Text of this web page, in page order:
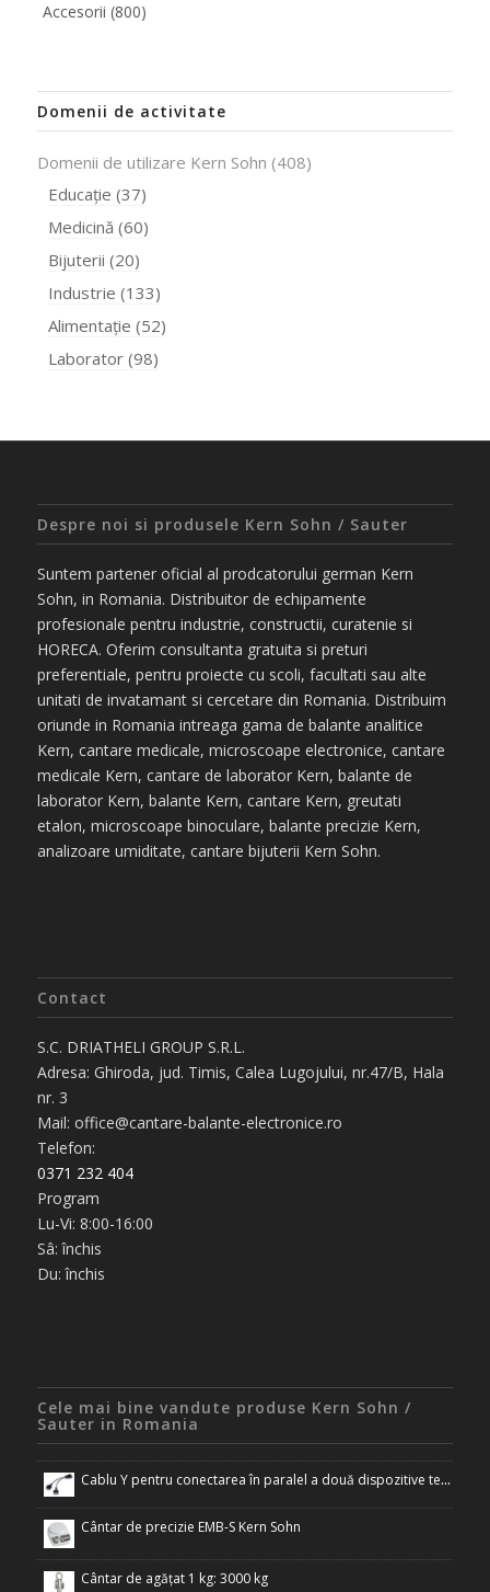
Accesorii (800)
Domenii de activitate
Domenii de utilizare Kern Sohn (408)
Educație (37)
Medicină (60)
Bijuterii (20)
Industrie (133)
Alimentație (52)
Laborator (98)
Despre noi si produsele Kern Sohn / Sauter
Suntem partener oficial al prodcatorului german Kern
Sohn, in Romania. Distribuitor de echipamente
profesionale pentru industrie, constructii, curatenie si
HORECA. Oferim consultanta gratuita si preturi
preferentiale, pentru proiecte cu scoli, facultati sau alte
unitati de invatamant si cercetare din Romania. Distribuim
oriunde in Romania intreaga gama de balante analitice
Kern, cantare medicale, microscoape electronice, cantare
medicale Kern, cantare de laborator Kern, balante de
laborator Kern, balante Kern, cantare Kern, greutati
etalon, microscoape binoculare, balante precizie Kern,
analizoare umiditate, cantare bijuterii Kern Sohn.
Contact
S.C. DRIATHELI GROUP S.R.L.
Adresa: Ghiroda, jud. Timis, Calea Lugojului, nr.47/B, Hala
nr. 3
Mail: office@cantare-balante-electronice.ro
Telefon:
0371 232 404
Program
Lu-Vi: 8:00-16:00
Sâ: închis
Du: închis
Cele mai bine vandute produse Kern Sohn /
Sauter in Romania
Cablu Y pentru conectarea în paralel a două dispozitive terminale la interfața RS-232 a cântarului
Cântar de precizie EMB-S Kern Sohn
Cântar de agățat 1 kg: 3000 kg